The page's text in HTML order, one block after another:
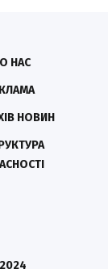
НАС
НОВИН